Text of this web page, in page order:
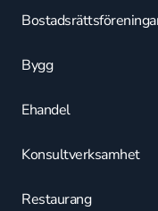
Bygg
Ehandel
Konsultverksamhet
Restaurang